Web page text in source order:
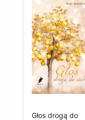
Głos drogą do